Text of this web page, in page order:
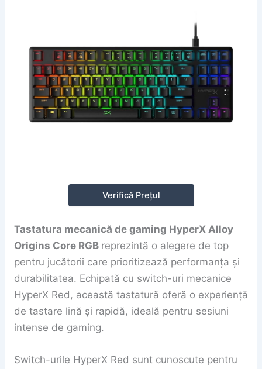
Verifică Prețul
Tastatura mecanică de gaming HyperX Alloy
Origins Core RGB reprezintă o alegere de top
pentru jucătorii care prioritizează performanța și
durabilitatea. Echipată cu switch-uri mecanice
HyperX Red, această tastatură oferă o experiență
de tastare lină și rapidă, ideală pentru sesiuni
intense de gaming.
Switch-urile HyperX Red sunt cunoscute pentru